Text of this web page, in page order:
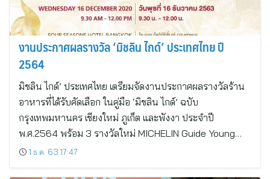
งานประกาศผลรางวัล ‘มิชลิน ไกด์’ ประเทศไทย ปี
2564
มิชลิน ไกด์’ ประเทศไทย เตรียมจัดงานประกาศผลรางวัลร้าน
อาหารที่ได้รับคัดเลือก ในคู่มือ ‘มิชลิน ไกด์’ ฉบับ
กรุงเทพมหานคร เชียงใหม่ ภูเก็ต และพังงา ประจำปี
พ.ศ.2564 พร้อม 3 รางวัลใหม่ MICHELIN Guide Young…
1 ธ.ค. 63 17:47